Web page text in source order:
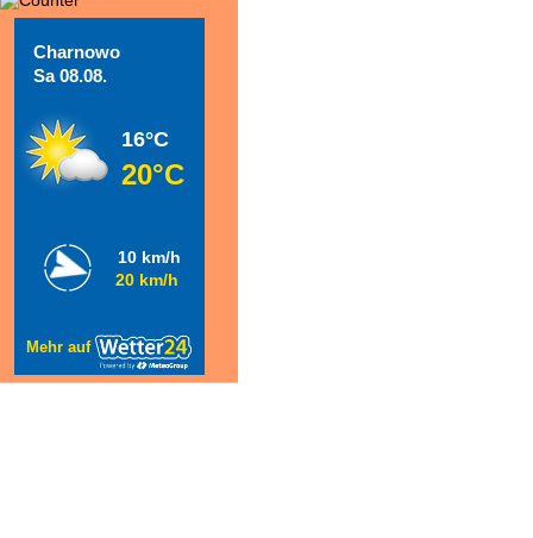
Charnowo
Sa 08.08.
16°C
20°C
Mehr auf
10 km/h
20 km/h